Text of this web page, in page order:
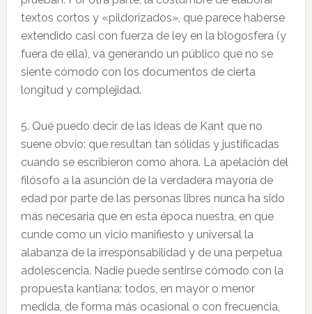
textos cortos y «pildorizados», que parece haberse
extendido casi con fuerza de ley en la blogosfera (y
fuera de ella), va generando un público que no se
siente cómodo con los documentos de cierta
longitud y complejidad.
5. Qué puedo decir de las ideas de Kant que no
suene obvio: que resultan tan sólidas y justificadas
cuando se escribieron como ahora. La apelación del
filósofo a la asunción de la verdadera mayoría de
edad por parte de las personas libres nunca ha sido
más necesaria que en esta época nuestra, en que
cunde como un vicio manifiesto y universal la
alabanza de la irresponsabilidad y de una perpetua
adolescencia. Nadie puede sentirse cómodo con la
propuesta kantiana: todos, en mayor o menor
medida, de forma más ocasional o con frecuencia,